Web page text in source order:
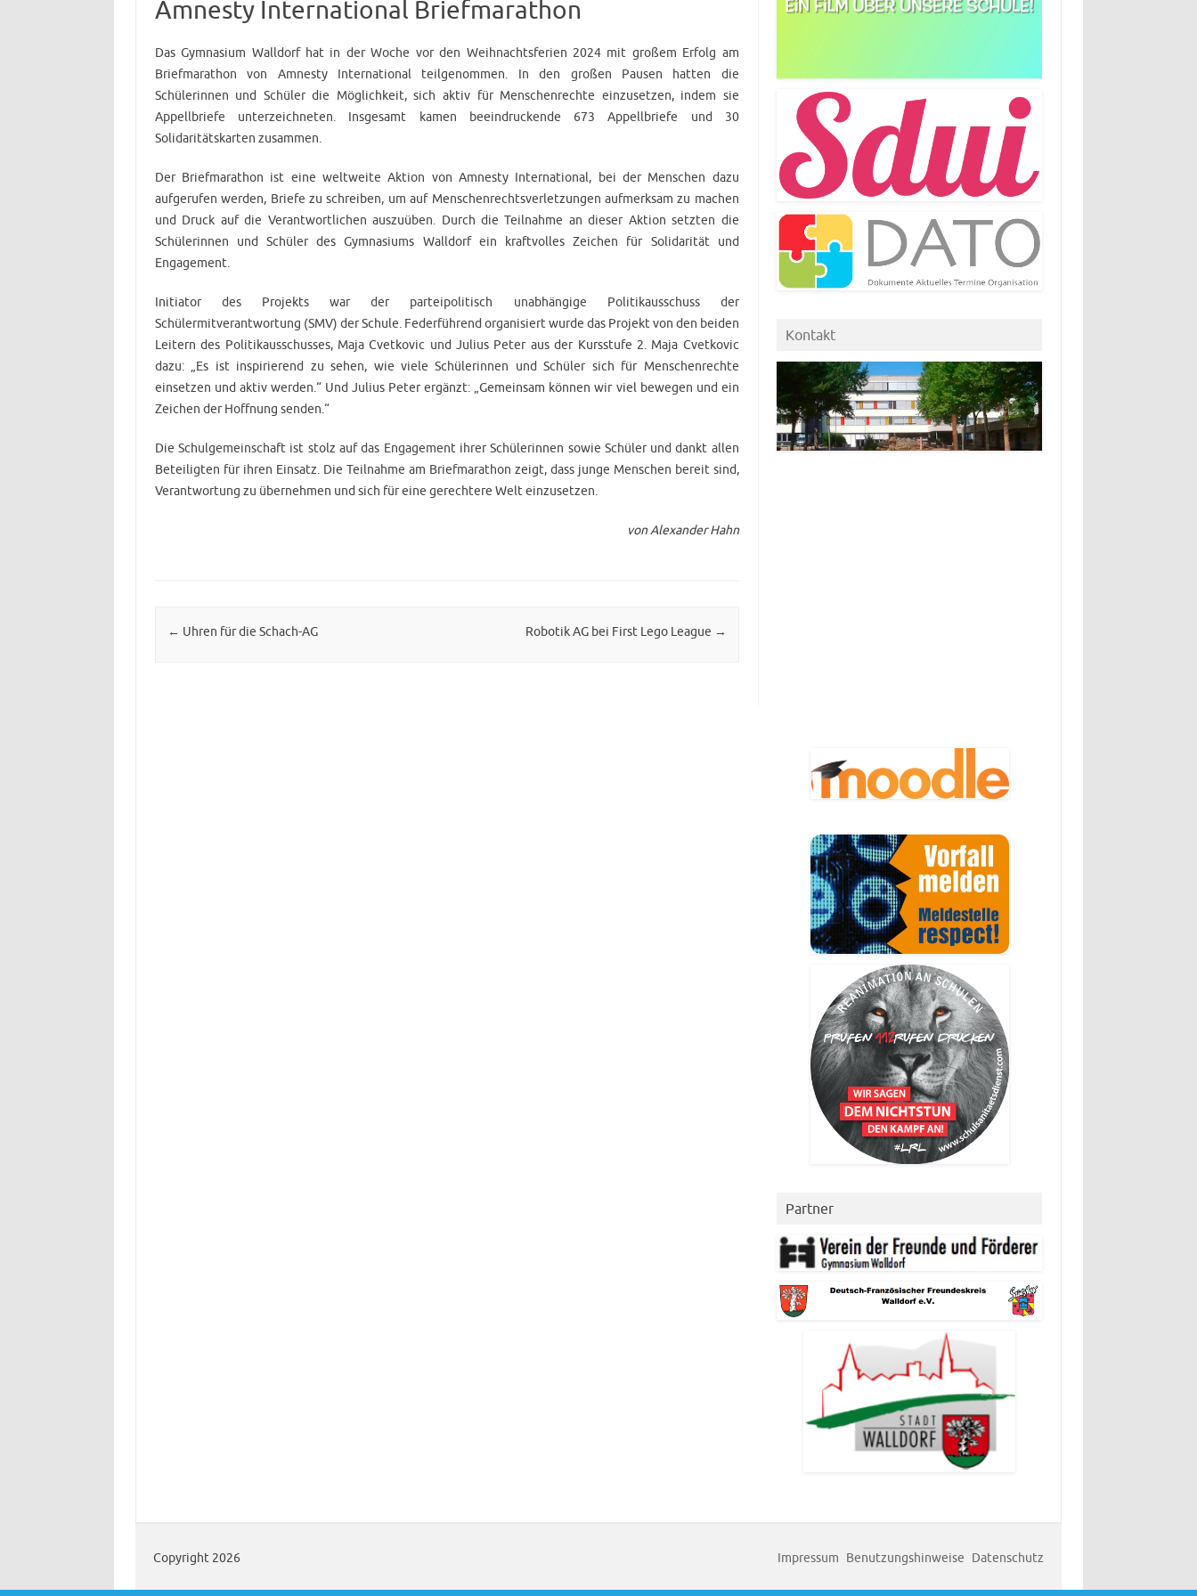
Amnesty International Briefmarathon
Das Gymnasium Walldorf hat in der Woche vor den Weihnachtsferien 2024 mit großem Erfolg am
Briefmarathon von Amnesty International teilgenommen. In den großen Pausen hatten die
Schülerinnen und Schüler die Möglichkeit, sich aktiv für Menschenrechte einzusetzen, indem sie
Appellbriefe unterzeichneten. Insgesamt kamen beeindruckende 673 Appellbriefe und 30
Solidaritätskarten zusammen.
Der Briefmarathon ist eine weltweite Aktion von Amnesty International, bei der Menschen dazu
aufgerufen werden, Briefe zu schreiben, um auf Menschenrechtsverletzungen aufmerksam zu machen
und Druck auf die Verantwortlichen auszuüben. Durch die Teilnahme an dieser Aktion setzten die
Schülerinnen und Schüler des Gymnasiums Walldorf ein kraftvolles Zeichen für Solidarität und
Engagement.
Initiator des Projekts war der parteipolitisch unabhängige Politikausschuss der
Schülermitverantwortung (SMV) der Schule. Federführend organisiert wurde das Projekt von den beiden
Leitern des Politikausschusses, Maja Cvetkovic und Julius Peter aus der Kursstufe 2. Maja Cvetkovic
dazu: „Es ist inspirierend zu sehen, wie viele Schülerinnen und Schüler sich für Menschenrechte
einsetzen und aktiv werden.“ Und Julius Peter ergänzt: „Gemeinsam können wir viel bewegen und ein
Zeichen der Hoffnung senden.“
Die Schulgemeinschaft ist stolz auf das Engagement ihrer Schülerinnen sowie Schüler und dankt allen
Beteiligten für ihren Einsatz. Die Teilnahme am Briefmarathon zeigt, dass junge Menschen bereit sind,
Verantwortung zu übernehmen und sich für eine gerechtere Welt einzusetzen.
von Alexander Hahn
Post navigation
← Uhren für die Schach-AG Robotik AG bei First Lego League →
Kontakt
Partner
Copyright 2026 Impressum Benutzungshinweise Datenschutz